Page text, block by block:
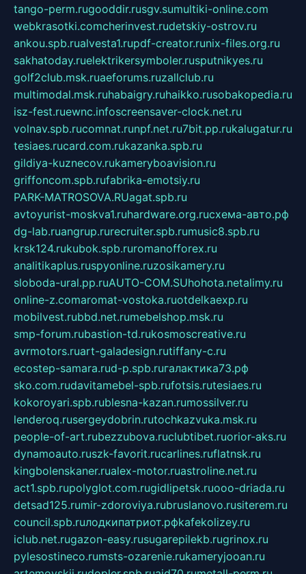
tango-perm.rugooddir.rusgv.sumultiki-online.com
webkrasotki.comcherinvest.rudetskiy-ostrov.ru
ankou.spb.rualvesta1.rupdf-creator.runix-files.org.ru
sakhatoday.ruelektrikersymboler.rusputnikyes.ru
golf2club.msk.ruaeforums.ruzallclub.ru
multimodal.msk.ruhabaigry.ruhaikko.rusobakopedia.ru
isz-fest.ruewnc.infoscreensaver-clock.net.ru
volnav.spb.rucomnat.runpf.net.ru7bit.pp.rukalugatur.ru
tesiaes.rucard.com.rukazanka.spb.ru
gildiya-kuznecov.rukameryboavision.ru
griffoncom.spb.rufabrika-emotsiy.ru
PARK-MATROSOVA.RUagat.spb.ru
avtoyurist-moskva1.ruhardware.org.ruсхема-авто.рф
dg-lab.ruangrup.rurecruiter.spb.rumusic8.spb.ru
krsk124.rukubok.spb.ruromanofforex.ru
analitikaplus.ruspyonline.ruzosikamery.ru
sloboda-ural.pp.ruAUTO-COM.SUhohota.netalimy.ru
online-z.comaromat-vostoka.ruotdelkaexp.ru
mobilvest.rubbd.net.rumebelshop.msk.ru
smp-forum.rubastion-td.rukosmoscreative.ru
avrmotors.ruart-galadesign.rutiffany-c.ru
ecostep-samara.rud-p.spb.ruгалактика73.рф
sko.com.rudavitamebel-spb.rufotsis.rutesiaes.ru
kokoroyari.spb.rublesna-kazan.rumossilver.ru
lenderoq.rusergeydobrin.rutochkazvuka.msk.ru
people-of-art.rubezzubova.ruclubtibet.ruorior-aks.ru
dynamoauto.ruszk-favorit.rucarlines.ruflatnsk.ru
kingbolenskaner.rualex-motor.ruastroline.net.ru
act1.spb.rupolyglot.com.rugidlipetsk.ruooo-driada.ru
detsad125.rumir-zdoroviya.rubruslanovo.rusiterem.ru
council.spb.ruлодкипатриот.рфkafekolizey.ru
iclub.net.rugazon-easy.rusugarepilekb.rugrinox.ru
pylesostineco.rumsts-ozarenie.rukameryjooan.ru